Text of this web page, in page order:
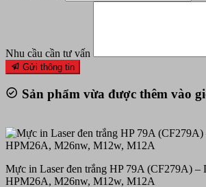
Nhu cầu cần tư vấn
Gửi thông tin
Sản phẩm vừa được thêm vào
Mực in Laser đen trắng HP 79A (CF279A) –
HPM26A, M26nw, M12w, M12A